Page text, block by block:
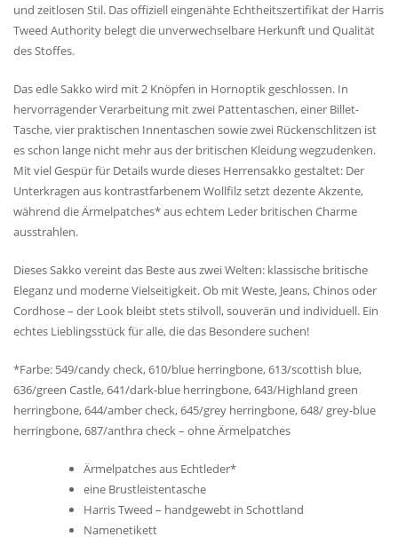
und zeitlosen Stil. Das offiziell eingenähte Echtheitszertifikat der Harris
Tweed Authority belegt die unverwechselbare Herkunft und Qualität
des Stoffes.
Das edle Sakko wird mit 2 Knöpfen in Hornoptik geschlossen. In
hervorragender Verarbeitung mit zwei Pattentaschen, einer Billet-
Tasche, vier praktischen Innentaschen sowie zwei Rückenschlitzen ist
es schon lange nicht mehr aus der britischen Kleidung wegzudenken.
Mit viel Gespür für Details wurde dieses Herrensakko gestaltet: Der
Unterkragen aus kontrastfarbenem Wollfilz setzt dezente Akzente,
während die Ärmelpatches* aus echtem Leder britischen Charme
ausstrahlen.
Dieses Sakko vereint das Beste aus zwei Welten: klassische britische
Eleganz und moderne Vielseitigkeit. Ob mit Weste, Jeans, Chinos oder
Cordhose – der Look bleibt stets stilvoll, souverän und individuell. Ein
echtes Lieblingsstück für alle, die das Besondere suchen!
*Farbe: 549/candy check, 610/blue herringbone, 613/scottish blue,
636/green Castle, 641/dark-blue herringbone, 643/Highland green
herringbone, 644/amber check, 645/grey herringbone, 648/ grey-blue
herringbone, 687/anthra check – ohne Ärmelpatches
Ärmelpatches aus Echtleder*
eine Brustleistentasche
Harris Tweed – handgewebt in Schottland
Namenetikett